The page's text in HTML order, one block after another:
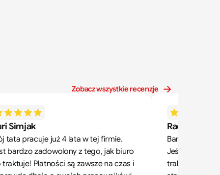
Zobacz wszystkie recenzje
Simjak
tata pracuje już 4 lata w tej firmie.
bardzo zadowolony z tego, jak biuro
Płatności są zawsze na czas i
Radek
Bardzo dobre
Jeśli ktoś, tak
traktuje pracę